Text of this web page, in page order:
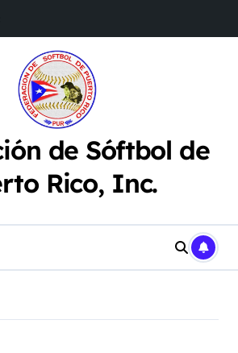
de Sóftbol de
Rico, Inc.